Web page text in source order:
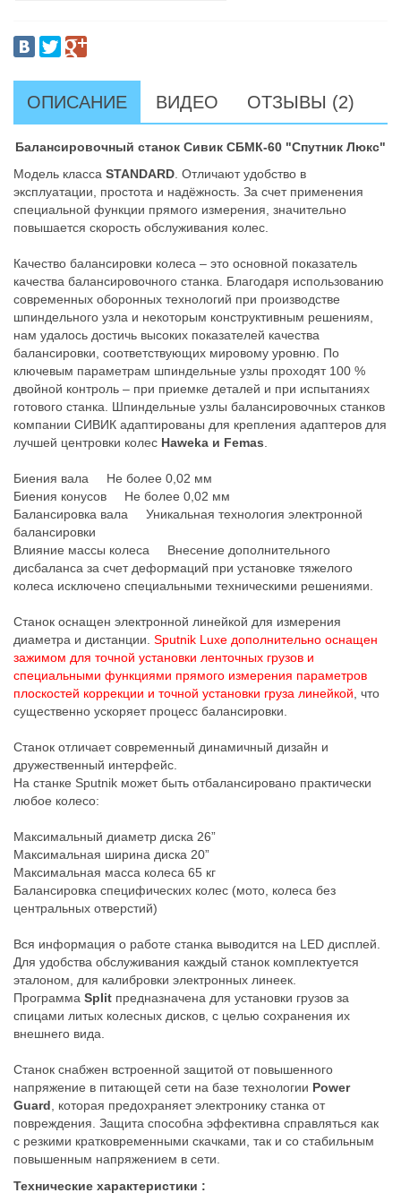
ОПИСАНИЕ ВИДЕО ОТЗЫВЫ (2)
Балансировочный станок Сивик СБМК-60 "Спутник Люкс"
Модель класса STANDARD . Отличают удобство в
эксплуатации, простота и надёжность. За счет применения
специальной функции прямого измерения, значительно
повышается скорость обслуживания колес.
Качество балансировки колеса – это основной показатель
качества балансировочного станка. Благодаря использованию
современных оборонных технологий при производстве
шпиндельного узла и некоторым конструктивным решениям,
нам удалось достичь высоких показателей качества
балансировки, соответствующих мировому уровню. По
ключевым параметрам шпиндельные узлы проходят 100 %
двойной контроль – при приемке деталей и при испытаниях
готового станка. Шпиндельные узлы балансировочных станков
компании СИВИК адаптированы для крепления адаптеров для
лучшей центровки колес Haweka и Femas
Биения вала Не более 0,02 мм
Биения конусов Не более 0,02 мм
Балансировка вала Уникальная технология электронной
балансировки
Влияние массы колеса Внесение дополнительного
дисбаланса за счет деформаций при установке тяжелого
колеса исключено специальными техническими решениями.
Станок оснащен электронной линейкой для измерения
диаметра и дистанции. Sputnik Luxe дополнительно оснащен
зажимом для точной установки ленточных грузов и
специальными функциями прямого измерения параметров
плоскостей коррекции и точной установки груза линейкой , что
существенно ускоряет процесс балансировки.
Станок отличает современный динамичный дизайн и
дружественный интерфейс.
На станке Sputnik может быть отбалансировано практически
любое колесо:
Максимальный диаметр диска 26”
Максимальная ширина диска 20”
Максимальная масса колеса 65 кг
Балансировка специфических колес (мото, колеса без
центральных отверстий)
Вся информация о работе станка выводится на LED дисплей.
Для удобства обслуживания каждый станок комплектуется
эталоном, для калибровки электронных линеек.
Программа Split предназначена для установки грузов за
спицами литых колесных дисков, с целью сохранения их
внешнего вида.
Станок снабжен встроенной защитой от повышенного
напряжение в питающей сети на базе технологии Power
Guard , которая предохраняет электронику станка от
повреждения. Защита способна эффективна справляться как
с резкими кратковременными скачками, так и со стабильным
повышенным напряжением в сети.
Технические характеристики :